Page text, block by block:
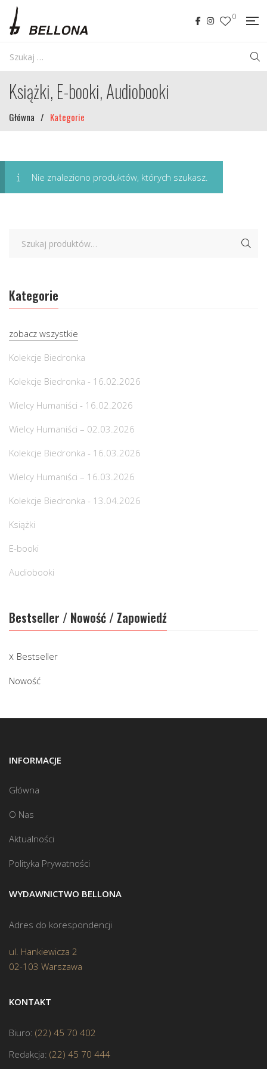
0
Książki, E-booki, Audiobooki
Główna / Kategorie
Nie znaleziono produktów, których szukasz.
Kategorie
zobacz wszystkie
Kolekcje Biedronka
Kolekcje Biedronka - 16.02.2026
Wielcy Humaniści - 16.02.2026
Wielcy Humaniści – 02.03.2026
Kolekcje Biedronka - 16.03.2026
Wielcy Humaniści – 16.03.2026
Kolekcje Biedronka - 13.04.2026
Książki
E-booki
Audiobooki
Bestseller / Nowość / Zapowiedź
Bestseller
Nowość
INFORMACJE
Główna
O Nas
Aktualności
Polityka Prywatności
WYDAWNICTWO BELLONA
Adres do korespondencji
ul. Hankiewicza 2
02-103 Warszawa
KONTAKT
Biuro: (22) 45 70 402
Redakcja: (22) 45 70 444